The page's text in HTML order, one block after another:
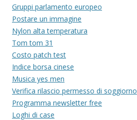
Gruppi parlamento europeo
Postare un immagine
Nylon alta temperatura
Tom tom 31
Costo patch test
Indice borsa cinese
Musica yes men
Verifica rilascio permesso di soggiorno
Programma newsletter free
Loghi di case